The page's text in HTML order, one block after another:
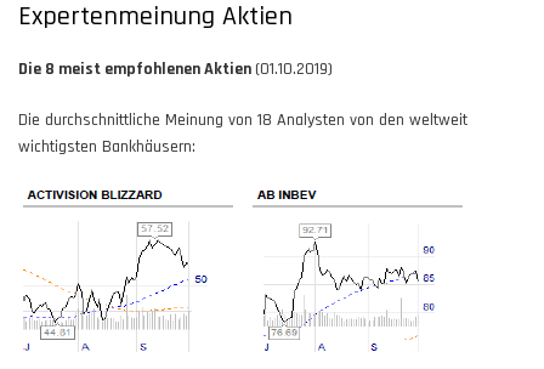
Expertenmeinung Aktien
Die 8 meist empfohlenen Aktien (01.10.2019)
Die durchschnittliche Meinung von 18 Analysten von den weltweit
wichtigsten Bankhäusern: